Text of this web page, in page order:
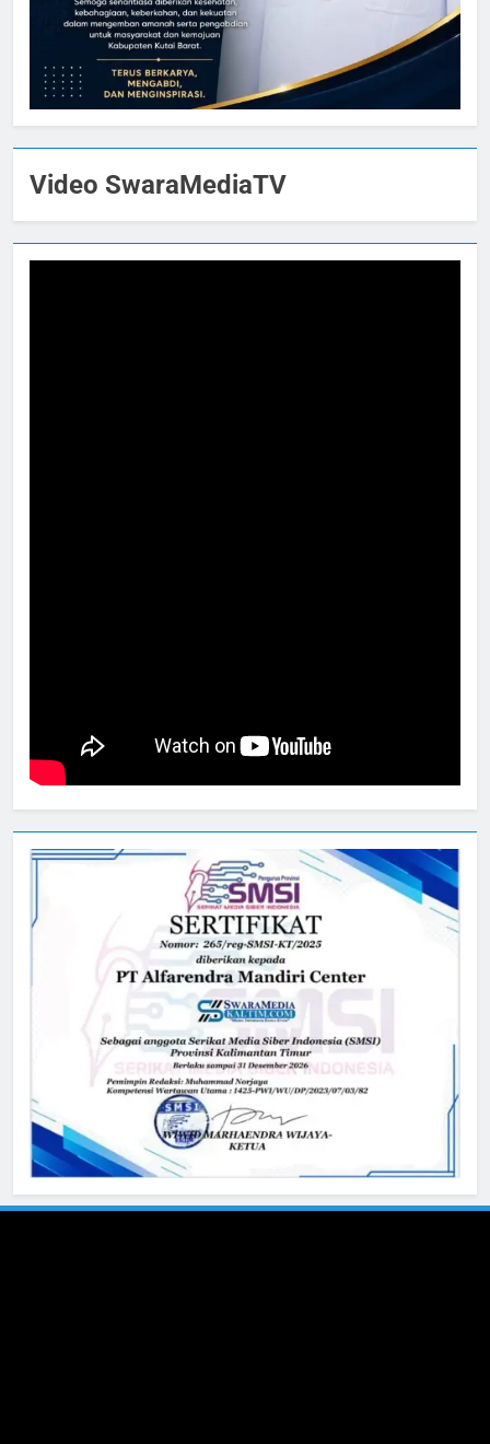
Video SwaraMediaTV